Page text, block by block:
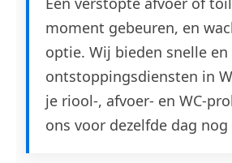
moment gebeuren, en
optie. Wij bieden snelle
ontstoppingsdiensten in
je riool-, afvoer- en WC-
ons voor dezelfde dag